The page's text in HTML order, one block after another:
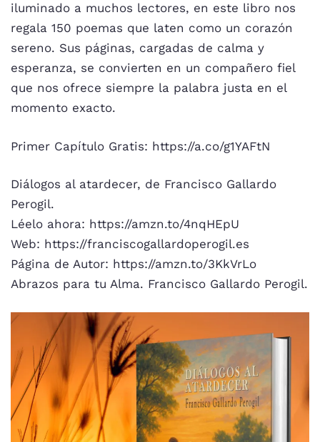
iluminado a muchos lectores, en este libro nos
regala 150 poemas que laten como un corazón
sereno. Sus páginas, cargadas de calma y
esperanza, se convierten en un compañero fiel
que nos ofrece siempre la palabra justa en el
momento exacto.
Primer Capítulo Gratis: https://a.co/g1YAFtN
Diálogos al atardecer, de Francisco Gallardo
Perogil.
Léelo ahora: https://amzn.to/4nqHEpU
Web: https://franciscogallardoperogil.es
Página de Autor: https://amzn.to/3KkVrLo
Abrazos para tu Alma. Francisco Gallardo Perogil.